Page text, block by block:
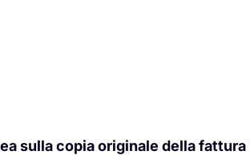
sulla copia originale della fattura